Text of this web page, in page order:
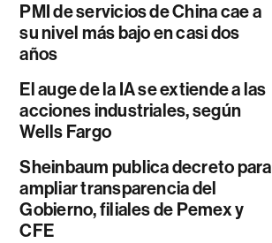
PMI de servicios de China cae a
su nivel más bajo en casi dos
años
El auge de la IA se extiende a las
acciones industriales, según
Wells Fargo
Sheinbaum publica decreto para
ampliar transparencia del
Gobierno, filiales de Pemex y
CFE